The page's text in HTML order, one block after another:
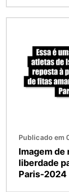
Publicado em
Imagem de
liberdade
Paris-2024